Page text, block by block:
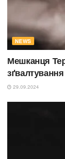
NEWS
Мешканця
29.09.2024